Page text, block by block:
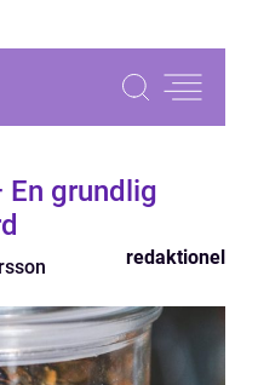
En grundlig
redaktionel